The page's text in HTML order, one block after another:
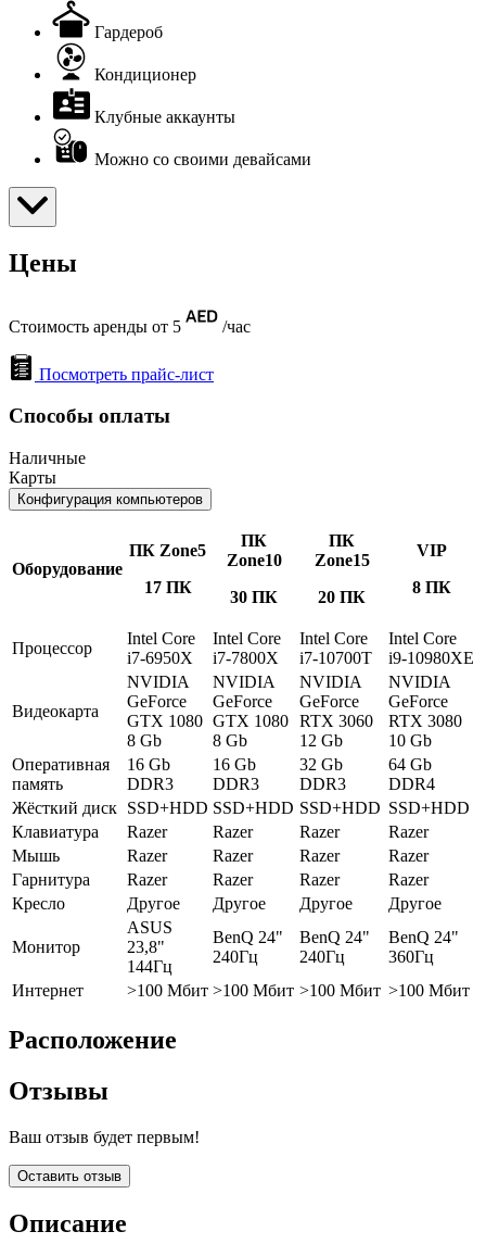
Гардероб
Кондиционер
Клубные аккаунты
Можно со своими девайсами
Цены
Стоимость аренды от 5 /час
Посмотреть прайс-лист
Способы оплаты
Наличные
Карты
Конфигурация компьютеров
Оборудование
ПК Zone5
17 ПК
ПК
Zone10
30 ПК
ПК
Zone15
20 ПК
VIP
8 ПК
Процессор
Intel Core
i7-6950X
Intel Core
i7-7800X
Intel Core
i7-10700T
Intel Core
i9-10980XE
Видеокарта
NVIDIA
GeForce
GTX 1080
8 Gb
NVIDIA
GeForce
GTX 1080
8 Gb
NVIDIA
GeForce
RTX 3060
12 Gb
NVIDIA
GeForce
RTX 3080
10 Gb
Оперативная
память
16 Gb
DDR3
16 Gb
DDR3
32 Gb
DDR3
64 Gb
DDR4
Жёсткий диск SSD+HDD SSD+HDD SSD+HDD SSD+HDD
Клавиатура
Razer Razer Razer
Razer
Мышь
Razer Razer Razer
Razer
Гарнитура
Razer Razer Razer
Razer
Кресло
Другое Другое Другое Другое
Монитор
ASUS
23,8"
144Гц
BenQ 24"
240Гц
BenQ 24"
240Гц
BenQ 24"
360Гц
Интернет
>100 Мбит >100 Мбит >100 Мбит >100 Мбит
Расположение
Отзывы
Ваш отзыв будет первым!
Оставить отзыв
Описание